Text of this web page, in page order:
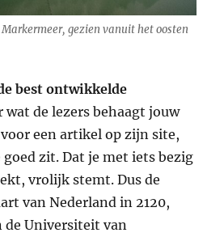
gezien vanuit het oosten
best ontwikkelde
wat de lezers behaagt jouw
een artikel op zijn site,
goed zit. Dat je met iets bezig
vrolijk stemt. Dus de
van Nederland in 2120,
de Universiteit van